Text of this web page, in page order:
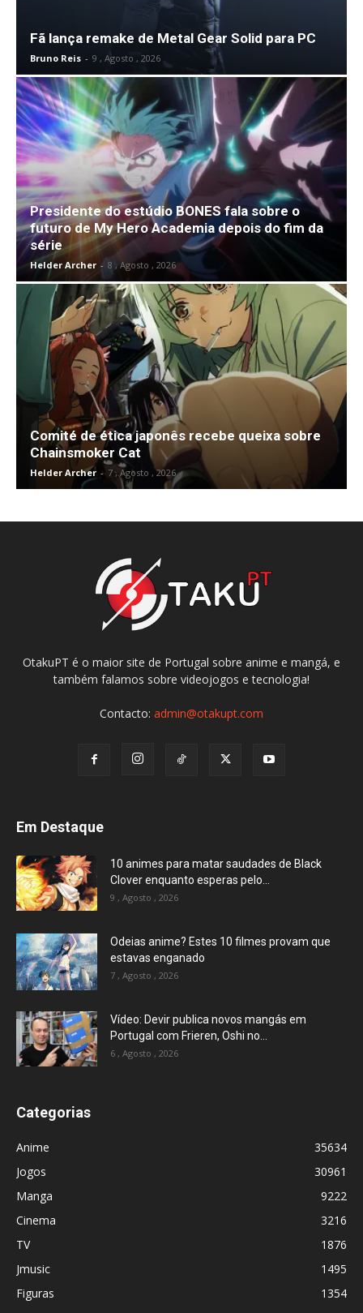
Fã lança remake de Metal Gear Solid para PC
Bruno Reis - 9 , Agosto , 2026
Presidente do estúdio BONES fala sobre o
futuro de My Hero Academia depois do fim da
série
Helder Archer - 8 , Agosto , 2026
Comité de ética japonês recebe queixa sobre
Chainsmoker Cat
Helder Archer - 7 , Agosto , 2026
OtakuPT é o maior site de Portugal sobre anime e mangá, e
também falamos sobre videojogos e tecnologia!
Contacto: admin@otakupt.com
Em Destaque
10 animes para matar saudades de Black
Clover enquanto esperas pelo...
9 , Agosto , 2026
Odeias anime? Estes 10 filmes provam que
estavas enganado
7 , Agosto , 2026
Vídeo: Devir publica novos mangás em
Portugal com Frieren, Oshi no...
6 , Agosto , 2026
Categorias
Anime
35634
Jogos
30961
Manga
9222
Cinema
3216
TV
1876
Jmusic
1495
Figuras
1354